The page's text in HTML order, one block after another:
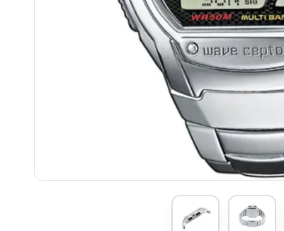
View larger image
View